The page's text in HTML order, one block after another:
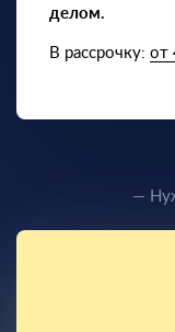
делом.
В рассрочку: от
—